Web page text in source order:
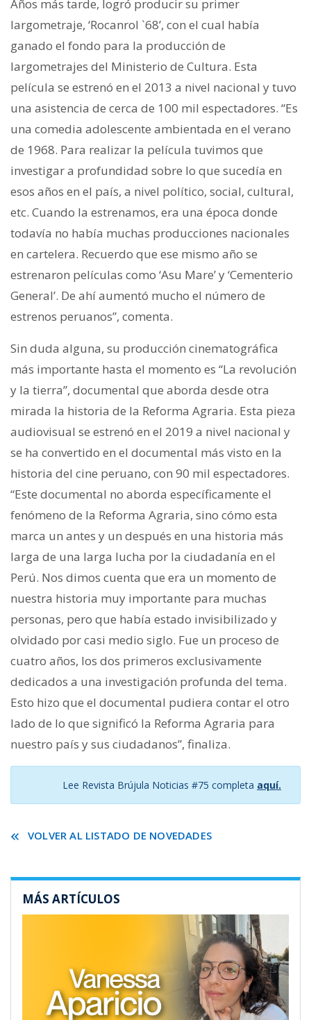
Años más tarde, logró producir su primer
largometraje, ‘Rocanrol `68’, con el cual había
ganado el fondo para la producción de
largometrajes del Ministerio de Cultura. Esta
película se estrenó en el 2013 a nivel nacional y tuvo
una asistencia de cerca de 100 mil espectadores. “Es
una comedia adolescente ambientada en el verano
de 1968. Para realizar la película tuvimos que
investigar a profundidad sobre lo que sucedía en
esos años en el país, a nivel político, social, cultural,
etc. Cuando la estrenamos, era una época donde
todavía no había muchas producciones nacionales
en cartelera. Recuerdo que ese mismo año se
estrenaron películas como ‘Asu Mare’ y ‘Cementerio
General’. De ahí aumentó mucho el número de
estrenos peruanos”, comenta.
Sin duda alguna, su producción cinematográfica
más importante hasta el momento es “La revolución
y la tierra”, documental que aborda desde otra
mirada la historia de la Reforma Agraria. Esta pieza
audiovisual se estrenó en el 2019 a nivel nacional y
se ha convertido en el documental más visto en la
historia del cine peruano, con 90 mil espectadores.
“Este documental no aborda específicamente el
fenómeno de la Reforma Agraria, sino cómo esta
marca un antes y un después en una historia más
larga de una larga lucha por la ciudadanía en el
Perú. Nos dimos cuenta que era un momento de
nuestra historia muy importante para muchas
personas, pero que había estado invisibilizado y
olvidado por casi medio siglo. Fue un proceso de
cuatro años, los dos primeros exclusivamente
dedicados a una investigación profunda del tema.
Esto hizo que el documental pudiera contar el otro
lado de lo que significó la Reforma Agraria para
nuestro país y sus ciudadanos”, finaliza.
Lee Revista Brújula Noticias #75 completa aquí.
VOLVER AL LISTADO DE NOVEDADES
MÁS ARTÍCULOS